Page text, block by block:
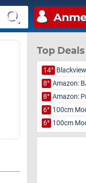
Top
14°
8° Amazon:
8° Amazon:
6° 100cm
6° 100cm